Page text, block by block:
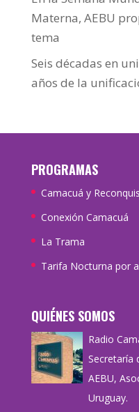
Materna, AEBU
tema
Seis décadas en
años de la
PROGRAMAS
Camacuá y
Conexión Camacuá
La Trama
Tarifa Nocturna por
QUIÉNES SOMOS
Radio
Secretaría
AEBU,
Uruguay.